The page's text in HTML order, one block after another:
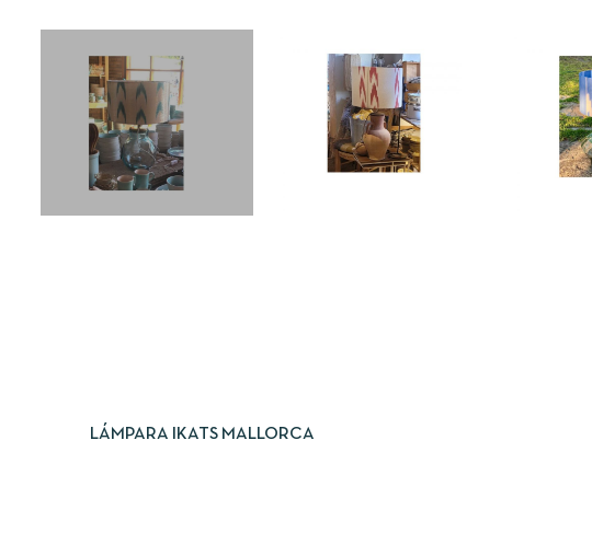
LÁMPARA IKATS MALLORCA